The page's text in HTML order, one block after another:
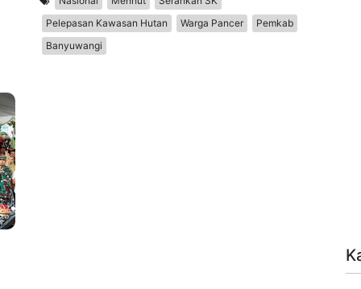
Pelepasan Kawasan Hutan
Warga Pancer
Pemkab
Banyuwangi